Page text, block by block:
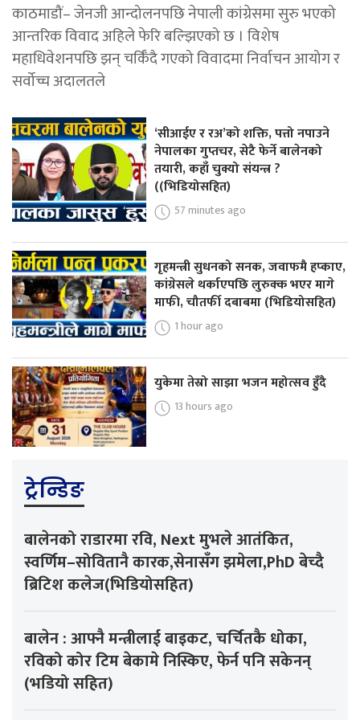
काठमाडौं– जेनजी आन्दोलनपछि नेपाली कांग्रेसमा सुरु भएको
आन्तरिक विवाद अहिले फेरि बल्झिएको छ । विशेष
महाधिवेशनपछि झन् चर्किँदै गएको विवादमा निर्वाचन आयोग र
सर्वोच्च अदालतले
‘सीआईए र रअ’को शक्ति, पत्तो नपाउने
नेपालका गुप्तचर, सेटै फेर्ने बालेनको
तयारी, कहाँ चुक्यो संयन्त्र ?
((भिडियोसहित)
57 minutes ago
गृहमन्त्री सुधनको सनक, जवाफमै हप्काए,
कांग्रेसले थर्काएपछि लुरुक्क भएर मागे
माफी, चौतर्फी दबाबमा (भिडियोसहित)
1 hour ago
युकेमा तेस्रो साझा भजन महोत्सव हुँदै
13 hours ago
ट्रेन्डिङ
बालेनको राडारमा रवि, Next मुभले आतंकित,
स्वर्णिम–सोवितानै कारक,सेनासँग झमेला,PhD बेच्दै
ब्रिटिश कलेज(भिडियोसहित)
बालेन : आफ्नै मन्त्रीलाई बाइकट, चर्चितकै धोका,
रविको कोर टिम बेकामे निस्किए, फेर्न पनि सकेनन्
(भडियो सहित)